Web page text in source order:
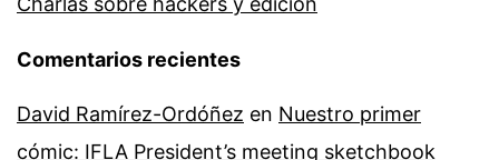
Comentarios recientes
David Ramírez-Ordóñez en Nuestro primer
cómic: IFLA President’s meeting sketchbook